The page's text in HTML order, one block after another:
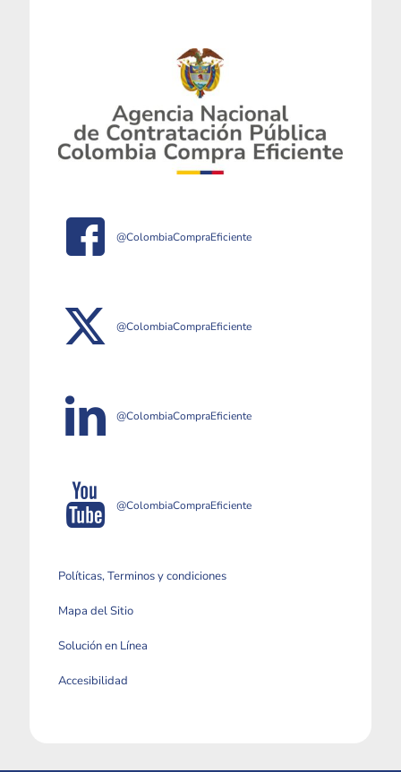
@ColombiaCompraEficiente
@ColombiaCompraEficiente
@ColombiaCompraEficiente
@ColombiaCompraEficiente
Políticas, Terminos y condiciones
Mapa del Sitio
Solución en Línea
Accesibilidad